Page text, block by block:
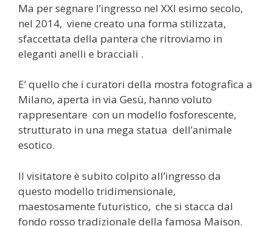
Ma per segnare l’ingresso nel XXI esimo secolo,
nel 2014, viene creato una forma stilizzata,
sfaccettata della pantera che ritroviamo in
eleganti anelli e bracciali .
E’ quello che i curatori della mostra fotografica a
Milano, aperta in via Gesù, hanno voluto
rappresentare con un modello fosforescente,
strutturato in una mega statua dell’animale
esotico.
Il visitatore è subito colpito all’ingresso da
questo modello tridimensionale,
maestosamente futuristico, che si stacca dal
fondo rosso tradizionale della famosa Maison.